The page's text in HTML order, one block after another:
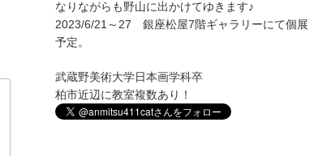
なりながらも野山に出かけてゆきます♪
2023/6/21～27 銀座松屋7階ギャラリーにて個展
予定。
武蔵野美術大学日本画学科卒
柏市近辺に教室複数あり！